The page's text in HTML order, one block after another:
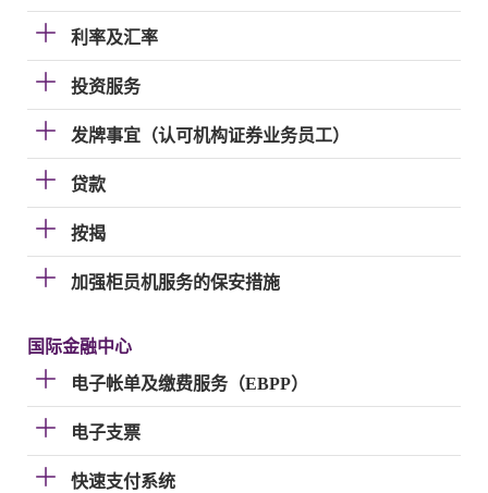
利率及汇率
投资服务
发牌事宜（认可机构证券业务员工）
贷款
按揭
加强柜员机服务的保安措施
国际金融中心
电子帐单及缴费服务（EBPP）
电子支票
快速支付系统